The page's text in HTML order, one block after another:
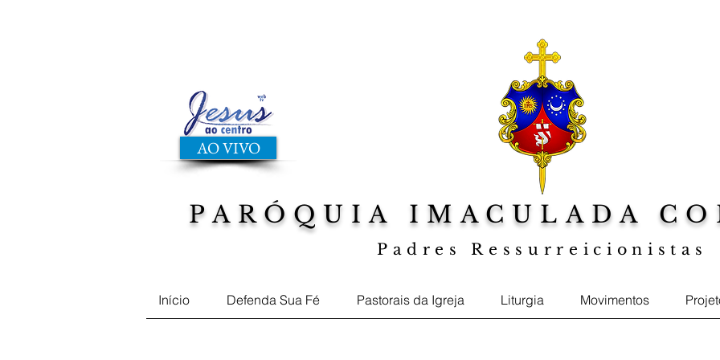
AO VIVO
PARÓQUIA IMACULADA
Padres Ressurreicionistas
Musicas, Filmes, Defenda sua Fé, Web TV Jesus ao Centro,
Início Defenda Sua Fé Pastorais da Igreja Liturgia Movimentos